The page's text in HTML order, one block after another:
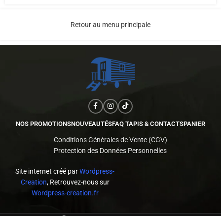
Retour au menu principale
NOS PROMOTIONSNOUVEAUTÉSFAQ TAPIS & CONTACTSPANIER
Conditions Générales de Vente (CGV)
Protection des Données Personnelles
Site internet créé parWordpress-
Creation, Retrouvez-nous sur
Wordpress-creation.fr